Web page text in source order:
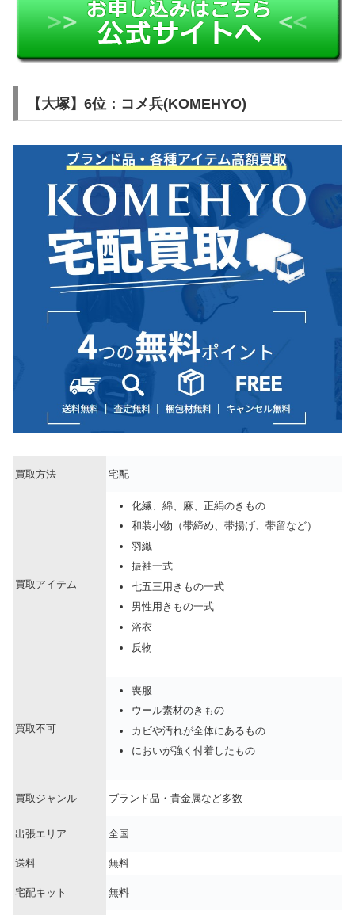
【大塚】6位：コメ兵(KOMEHYO)
買取方法 宅配
買取アイテム
化繊、綿、麻、正絹のきもの
和装小物（帯締め、帯揚げ、帯留など）
羽織
振袖一式
七五三用きもの一式
男性用きもの一式
浴衣
反物
買取不可
喪服
ウール素材のきもの
カビや汚れが全体にあるもの
においが強く付着したもの
買取ジャンル ブランド品・貴金属など多数
出張エリア 全国
送料 無料
宅配キット 無料